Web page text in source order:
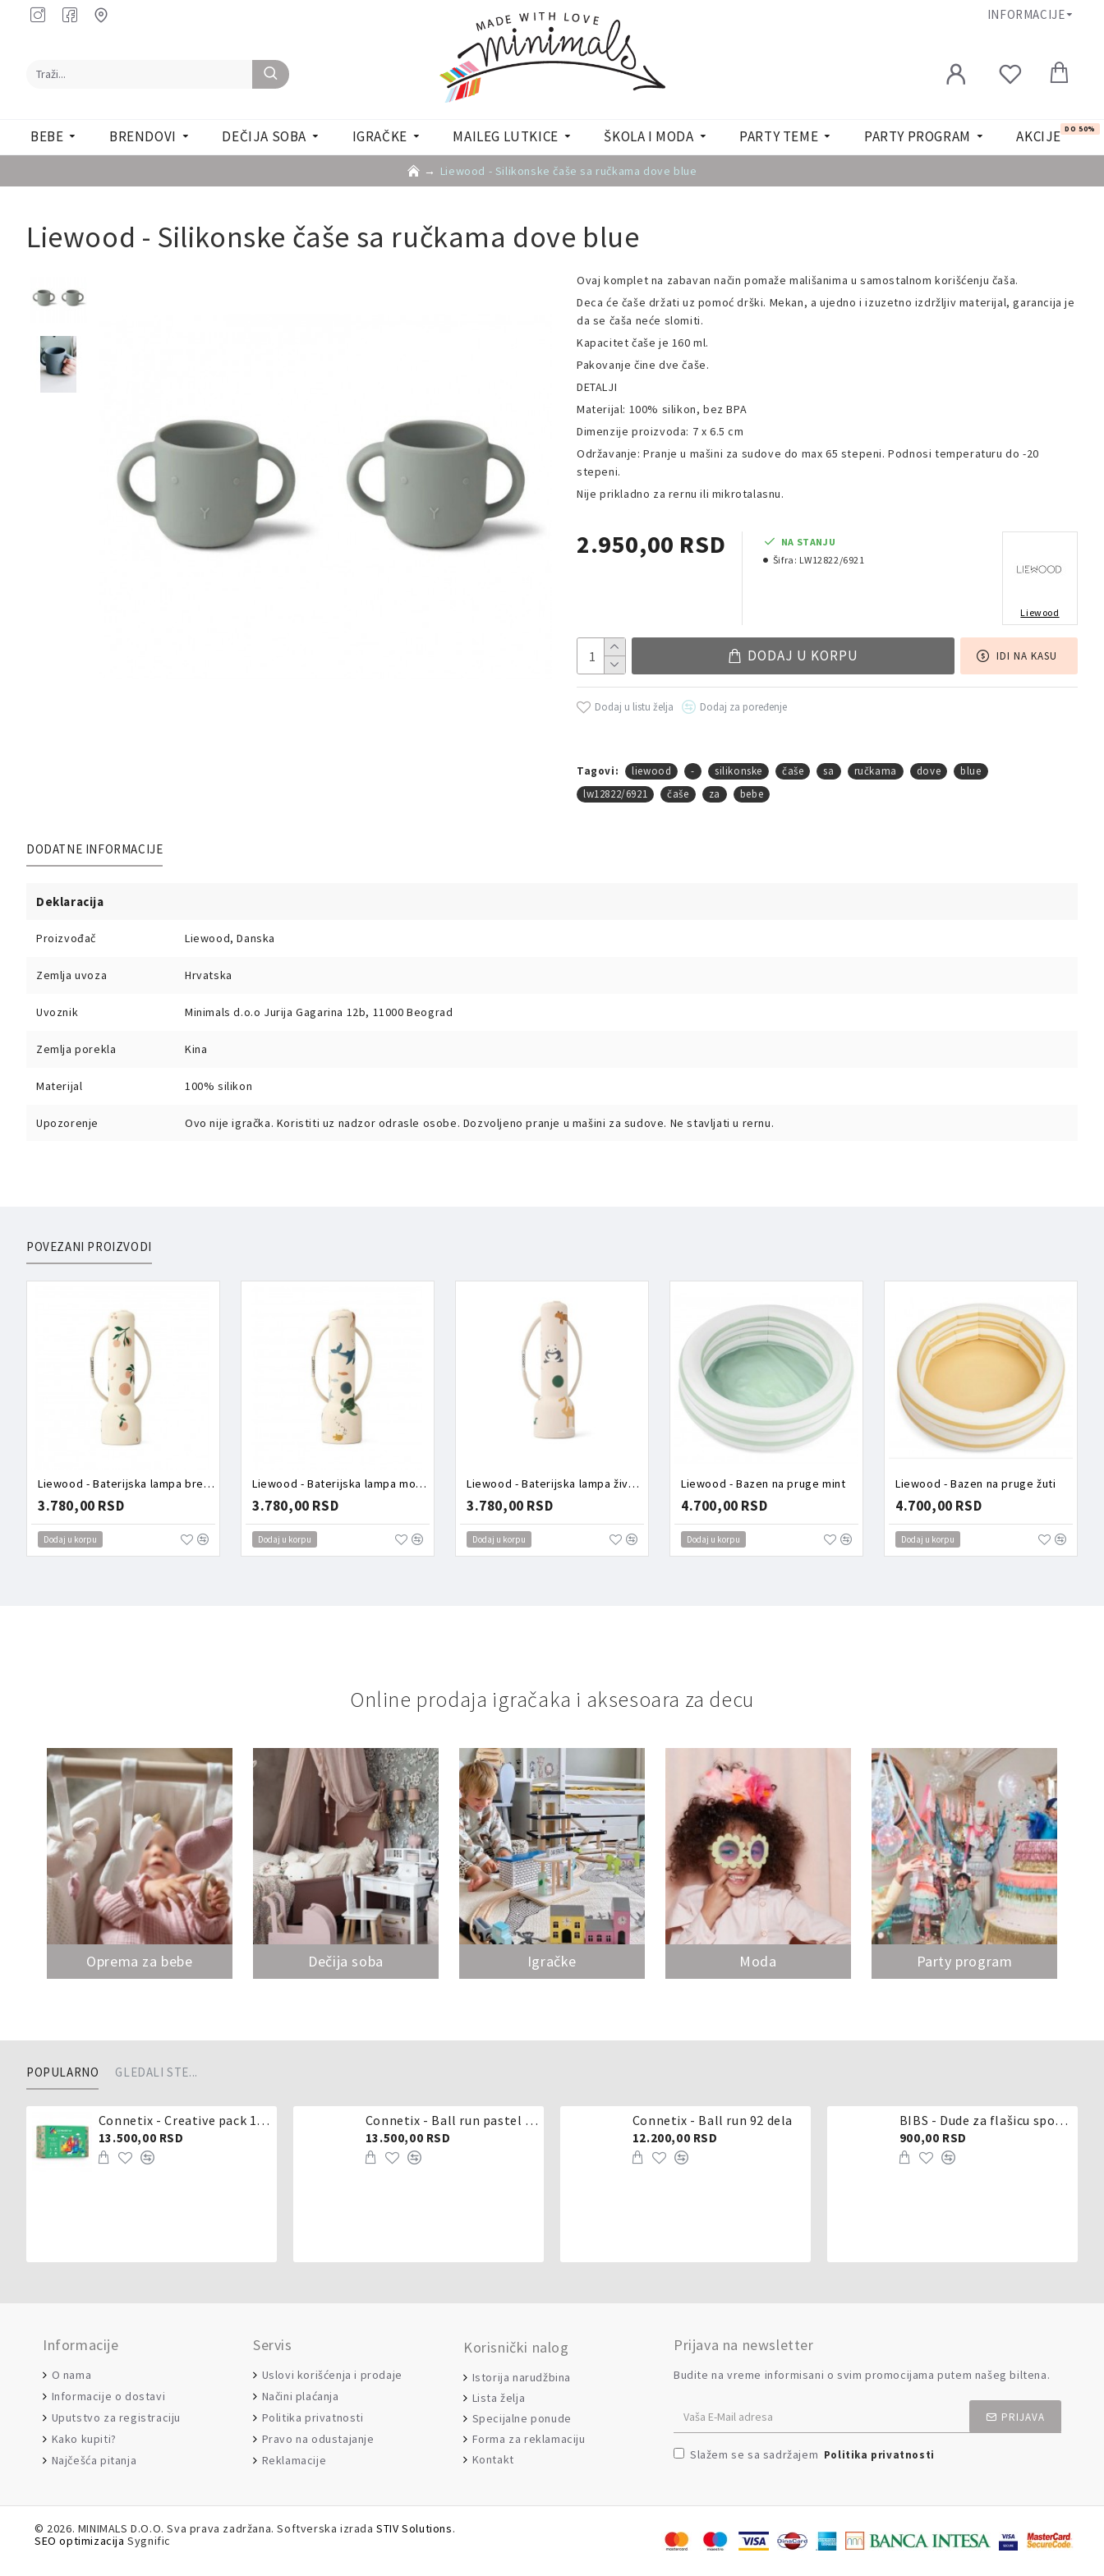
INFORMACIJE
BEBE BRENDOVI DEČIJA SOBA IGRAČKE MAILEG LUTKICE ŠKOLA I MODA PARTY TEME PARTY PROGRAM AKCIJE DO 50%
Liewood - Silikonske čaše sa ručkama dove blue
Liewood - Silikonske čaše sa ručkama dove blue
Ovaj komplet na zabavan način pomaže mališanima u samostalnom korišćenju čaša.
Deca će čaše držati uz pomoć drški. Mekan, a ujedno i izuzetno izdržljiv materijal, garancija je
da se čaša neće slomiti.
Kapacitet čaše je 160 ml.
Pakovanje čine dve čaše.
DETALJI
Materijal: 100% silikon, bez BPA
Dimenzije proizvoda: 7 x 6.5 cm
Održavanje: Pranje u mašini za sudove do max 65 stepeni. Podnosi temperaturu do -20
stepeni.
Nije prikladno za rernu ili mikrotalasnu.
2.950,00 RSD
NA STANJU
Šifra: LW12822/6921
Liewood
DODAJ U KORPU IDI NA KASU
Dodaj u listu želja Dodaj za poređenje
Tagovi: liewood - silikonske čaše sa ručkama dove
blue
lw12822/6921
čaše za bebe
DODATNE INFORMACIJE
Deklaracija
Proizvođač Liewood, Danska
Zemlja uvoza Hrvatska
Uvoznik Minimals d.o.o Jurija Gagarina 12b, 11000 Beograd
Zemlja porekla Kina
Materijal 100% silikon
Upozorenje Ovo nije igračka. Koristiti uz nadzor odrasle osobe. Dozvoljeno pranje u mašini za sudove. Ne stavljati u rernu.
POVEZANI PROIZVODI
Liewood - Baterijska lampa breskvice
3.780,00 RSD
Dodaj u korpu
Liewood - Baterijska lampa morski svet
3.780,00 RSD
Dodaj u korpu
Liewood - Baterijska lampa životinje
3.780,00 RSD
Dodaj u korpu
Liewood - Bazen na pruge mint
4.700,00 RSD
Dodaj u korpu
Liewood - Bazen na pruge žuti
4.700,00 RSD
Dodaj u korpu
Online prodaja igračaka i aksesoara za decu
Oprema za bebe Dečija soba Igračke Moda Party program
POPULARNO GLEDALI STE...
Connetix - Creative pack 102 dela
13.500,00 RSD
Connetix - Ball run pastel 106 delova
13.500,00 RSD
Connetix - Ball run 92 dela
12.200,00 RSD
BIBS - Dude za flašicu sporijeg, srednjeg ili brzog protoka - silikon
900,00 RSD
Informacije
O nama
Informacije o dostavi
Uputstvo za registraciju
Kako kupiti?
Najčešća pitanja
Servis
Uslovi korišćenja i prodaje
Načini plaćanja
Politika privatnosti
Pravo na odustajanje
Reklamacije
Korisnički nalog
Istorija narudžbina
Lista želja
Specijalne ponude
Forma za reklamaciju
Kontakt
Prijava na newsletter
Budite na vreme informisani o svim promocijama putem našeg biltena.
PRIJAVA
Slažem se sa sadržajem Politika privatnosti
© 2026. MINIMALS D.O.O. Sva prava zadržana. Softverska izradaSTIV Solutions.
SEO optimizacija Sygnific